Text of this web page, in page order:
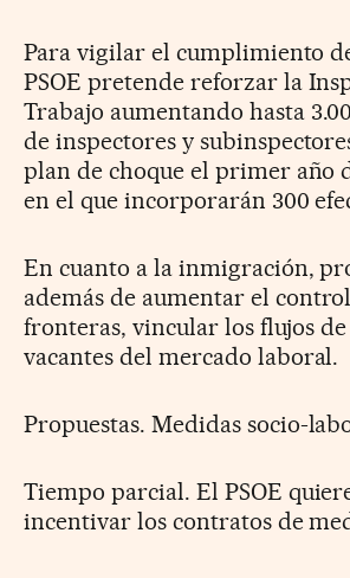
Para vigilar el cumplimiento
PSOE pretende reforzar la
Trabajo aumentando hasta
de inspectores y
plan de choque el primer año
en el que incorporarán 300
En cuanto a la inmigración,
además de aumentar el
fronteras, vincular los flujos
vacantes del mercado laboral.
Propuestas. Medidas socio-
Tiempo parcial. El PSOE
incentivar los contratos de